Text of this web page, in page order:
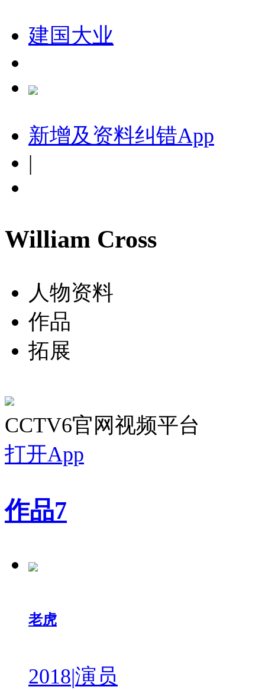
建国大业
新增及资料纠错App
|
William Cross
人物资料
作品
拓展
CCTV6官网视频平台
打开App
作品7
老虎
2018|演员